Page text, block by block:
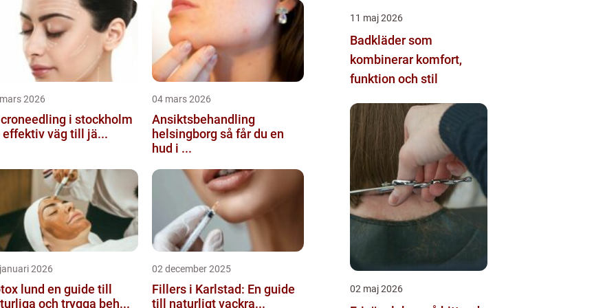
2026
i stockholm
effektiv väg till jä...
04 mars 2026
Ansiktsbehandling
helsingborg så får du en
hud i ...
2026
en guide till
och trygga beh...
02 december 2025
Fillers i Karlstad: En guide
till naturligt vackra...
11 maj 2026
Badkläder som
kombinerar komfort,
funktion och stil
02 maj 2026